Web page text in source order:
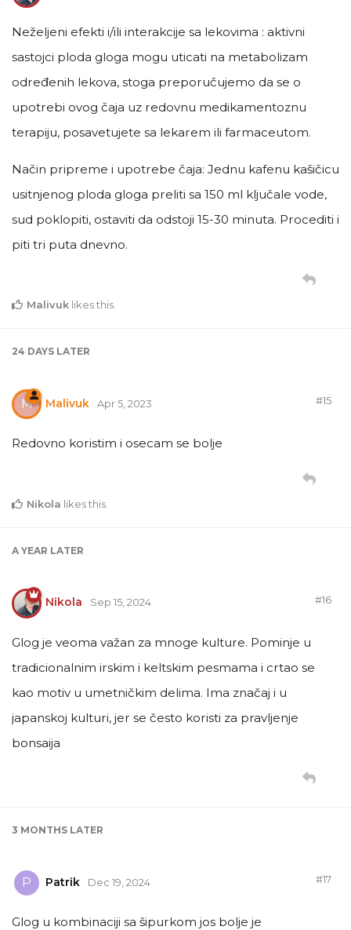
Neželjeni efekti i/ili interakcije sa lekovima : aktivni
sastojci ploda gloga mogu uticati na metabolizam
određenih lekova, stoga preporučujemo da se o
upotrebi ovog čaja uz redovnu medikamentoznu
terapiju, posavetujete sa lekarem ili farmaceutom.
Način pripreme i upotrebe čaja: Jednu kafenu kašičicu
usitnjenog ploda gloga preliti sa 150 ml ključale vode,
sud poklopiti, ostaviti da odstoji 15-30 minuta. Procediti i
piti tri puta dnevno.
Malivuk likes this.
24 DAYS LATER
M Malivuk Apr 5, 2023 #15
Redovno koristim i osecam se bolje
Nikola likes this
A YEAR LATER
Nikola Sep 15, 2024 #16
Glog je veoma važan za mnoge kulture. Pominje u
tradicionalnim irskim i keltskim pesmama i crtao se
kao motiv u umetničkim delima. Ima značaj i u
japanskoj kulturi, jer se često koristi za pravljenje
bonsaija
3 MONTHS LATER
P Patrik Dec 19, 2024 #17
Glog u kombinaciji sa šipurkom jos bolje je